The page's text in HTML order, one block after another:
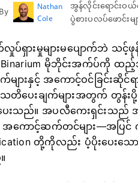
Nathan
Cole
အွန်လိုင်းရောင်းဝ
ပွဲစားပလပ်ဖောင်
လှုပ်ရှားမှုများမပျောက်ဘဲ သ
မိုဘိုင်းအက်ပ်ကို ထည့်
များနှင့် အကောင့်ဝင်ခြင်းဆို
းသတိပေးချက်များအတွက် တွန်
ပေးသည်။ အပလီကေးရှင်းသည်
င့် အကောင့်ဆက်တင်များ—အပြ
တို့ကိုလည်း ပံ့ပိုးပေးသ